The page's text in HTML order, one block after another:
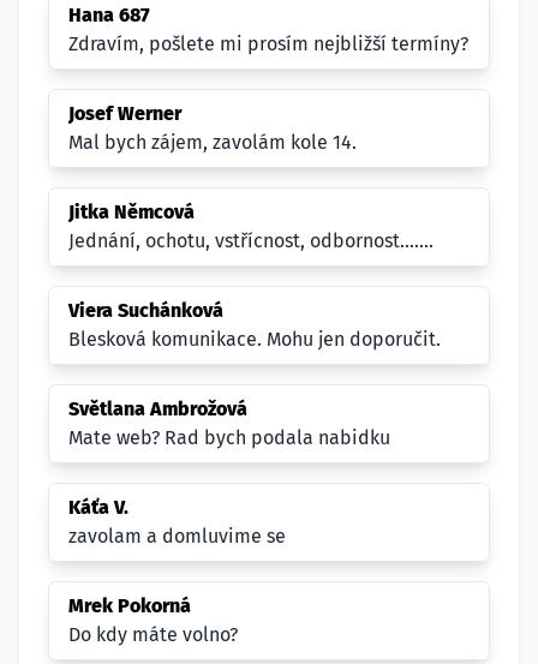
Hana 687
Zdravím, pošlete mi prosím nejbližší termíny?
Josef Werner
Mal bych zájem, zavolám kole 14.
Jitka Němcová
Jednání, ochotu, vstřícnost, odbornost.......
Viera Suchánková
Blesková komunikace. Mohu jen doporučit.
Světlana Ambrožová
Mate web? Rad bych podala nabidku
Káťa V.
zavolam a domluvime se
Mrek Pokorná
Do kdy máte volno?